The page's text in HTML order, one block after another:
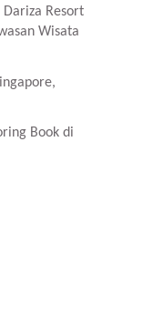
Resort
Wisata
Book di